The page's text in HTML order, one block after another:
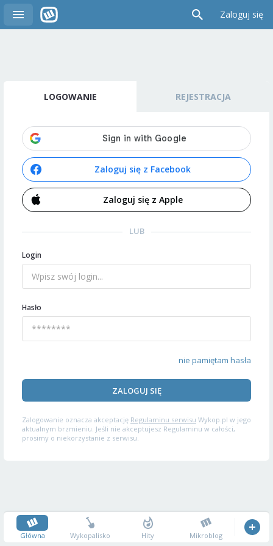
Zaloguj się
LOGOWANIE REJESTRACJA
Zaloguj się z Facebook
Zaloguj się z Apple
LUB
Login
Hasło
nie pamiętam hasła
ZALOGUJ SIĘ
Zalogowanie oznacza akceptację Regulaminu serwisu Wykop.pl w jego
aktualnym brzmieniu. Jeśli nie akceptujesz Regulaminu w całości,
prosimy o niekorzystanie z serwisu.
Główna Wykopalisko Hity Mikroblog